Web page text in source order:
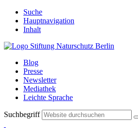
Suche
Hauptnavigation
Inhalt
Blog
Presse
Newsletter
Mediathek
Leichte Sprache
Suchbegriff